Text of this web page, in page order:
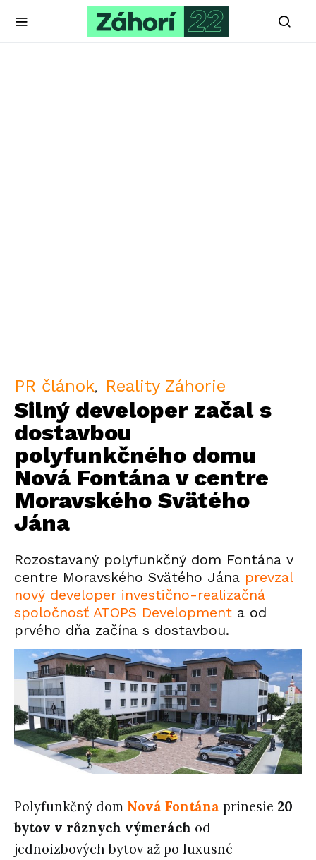
PR článok Reality Záhorie
Silný developer začal s
dostavbou
polyfunkčného domu
Nová Fontána v centre
Moravského Svätého
Jána
Rozostavaný polyfunkčný dom Fontána v
centre Moravského Svätého Jána prevzal
nový developer investično-realizačná
spoločnosť ATOPS Development a od
prvého dňa začína s dostavbou.
Polyfunkčný dom Nová Fontána prinesie 20
bytov v rôznych výmerách od
jednoizbových bytov až po luxusné